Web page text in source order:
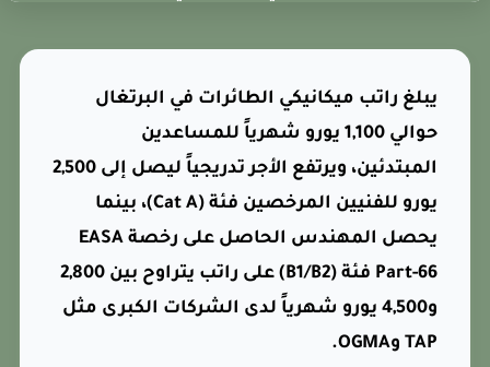
يبلغ راتب ميكانيكي الطائرات في البرتغال
حوالي 1,100 يورو شهرياً للمساعدين
المبتدئين، ويرتفع الأجر تدريجياً ليصل إلى 2,500
يورو للفنيين المرخصين فئة (Cat A)، بينما
يحصل المهندس الحاصل على رخصة EASA
Part-66 فئة (B1/B2) على راتب يتراوح بين 2,800
و4,500 يورو شهرياً لدى الشركات الكبرى مثل
TAP وOGMA.